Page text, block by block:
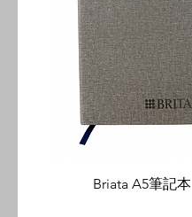
Briata A5筆記本